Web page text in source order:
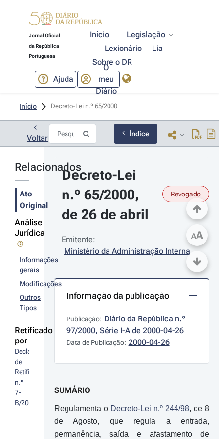
Jornal Oficial
da República
Portuguesa
Início
Legislação
Lexionário
Lia
Sobre o DR
Ajuda
O
meu
Diário
Início Decreto-Lei n.º 65/2000
Voltar Índice
Relacionados
Ato
Original
Análise
Jurídica
Informações
gerais
Modificações
Outros
Tipos
Retificado
por
Declaração
de
Retificação
n.º
7-
B/2000
Decreto-Lei
n.º 65/2000,
de 26 de abril
Revogado
Emitente:
Ministério da Administração Interna
Informação da publicação
Publicação: Diário da República n.º
97/2000, Série I-A de 2000-04-26
Data de Publicação: 2000-04-26
SUMÁRIO
Regulamenta o Decreto-Lei n.º 244/98, de 8
de Agosto, que regula a entrada,
permanência, saída e afastamento de
AA